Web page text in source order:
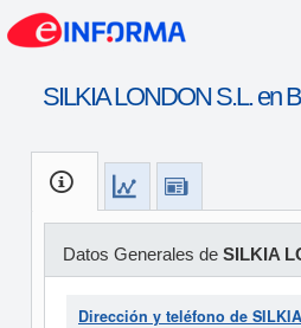
SILKIA LONDON S.L. en
Datos Generales de SILKIA
Dirección y teléfono de